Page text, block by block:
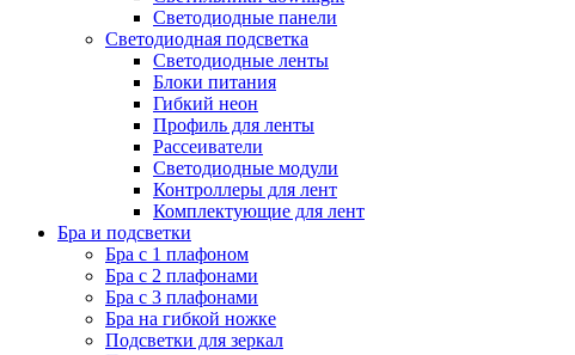
Светодиодные панели
Светодиодная подсветка
Светодиодные ленты
Блоки питания
Гибкий неон
Профиль для ленты
Рассеиватели
Светодиодные модули
Контроллеры для лент
Комплектующие для лент
Бра и подсветки
Бра с 1 плафоном
Бра с 2 плафонами
Бра с 3 плафонами
Бра на гибкой ножке
Подсветки для зеркал